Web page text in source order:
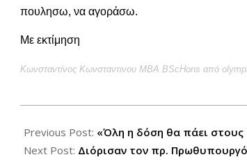
πουλησω, να αγοράσω.
Με εκτίμηση
Κωνσταντίνος Κωνσταντινου ΜΒΑ BScHons από
10-
19
Previous Post: «Όλη η δόση θα πάει στους
Next Post: Διόρισαν τον πρ. Πρωθυπουργό